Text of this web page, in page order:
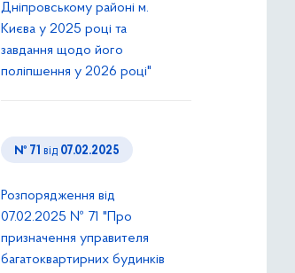
Дніпровському районі м.
Києва у 2025 році та
завдання щодо його
поліпшення у 2026 році"
№ 71 від 07.02.2025
Розпорядження від
07.02.2025 № 71 "Про
призначення управителя
багатоквартирних будинків